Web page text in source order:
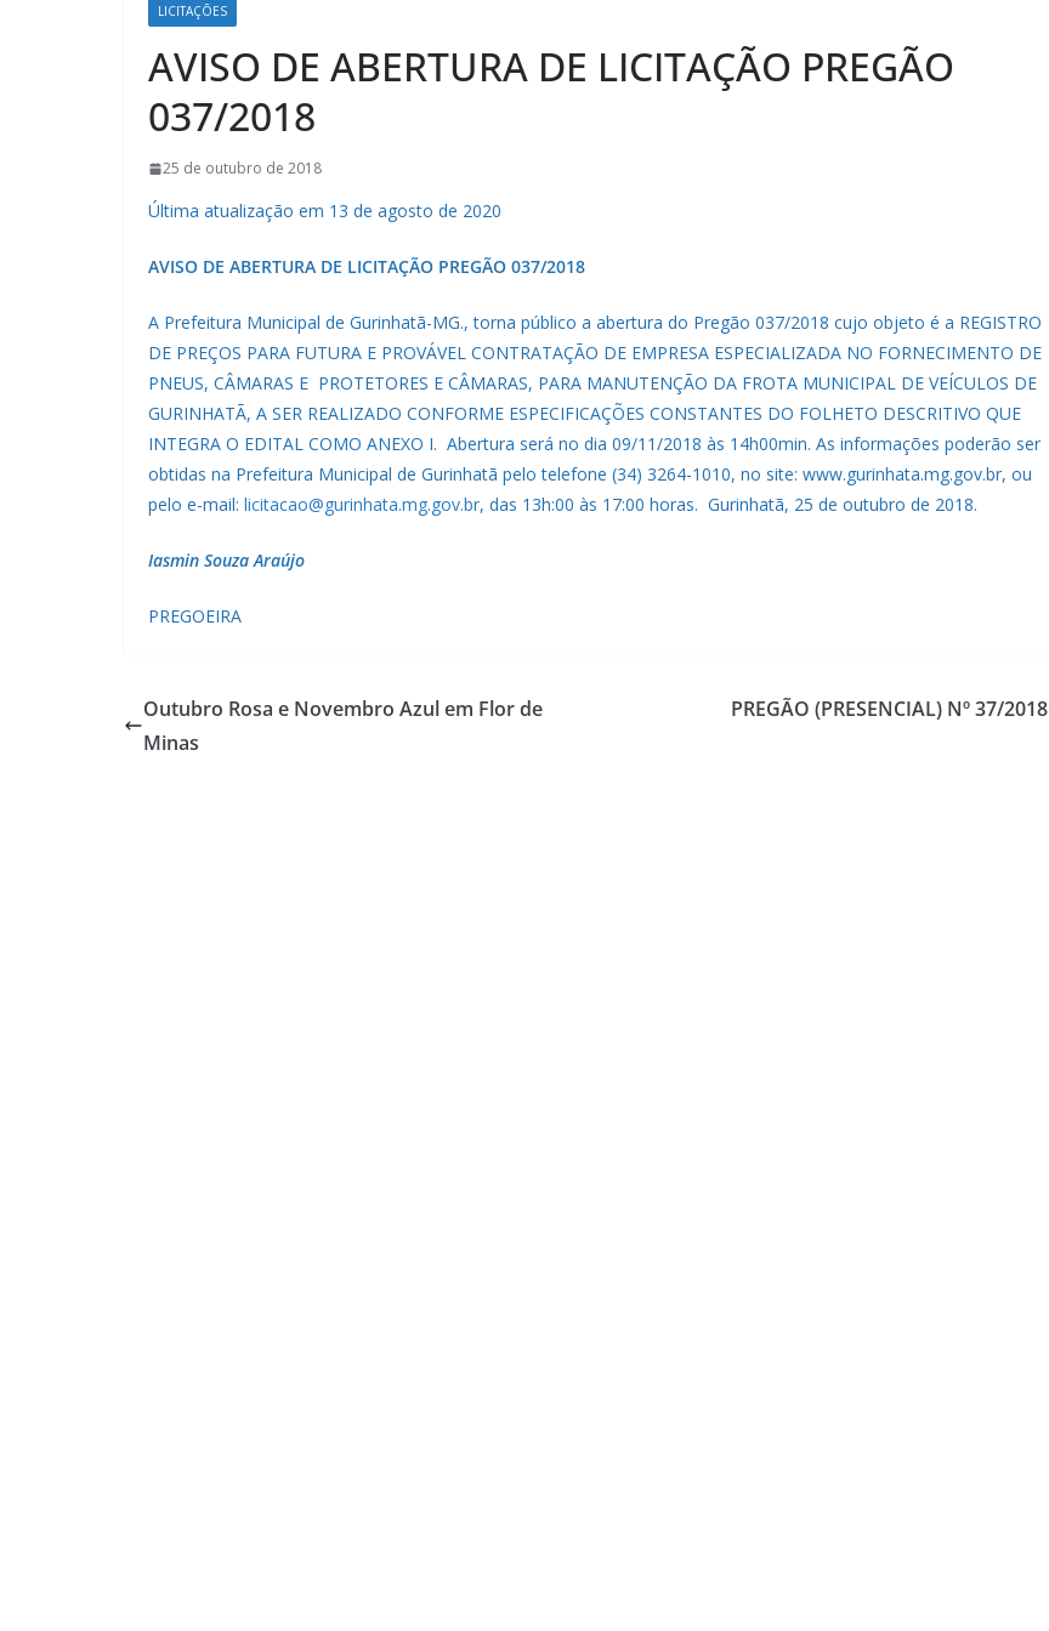
LICITAÇÕES
AVISO DE ABERTURA DE LICITAÇÃO PREGÃO
037/2018
25 de outubro de 2018
Última atualização em 13 de agosto de 2020
AVISO DE ABERTURA DE LICITAÇÃO PREGÃO 037/2018
A Prefeitura Municipal de Gurinhatã-MG., torna público a abertura do Pregão 037/2018 cujo objeto é a REGISTRO
DE PREÇOS PARA FUTURA E PROVÁVEL CONTRATAÇÃO DE EMPRESA ESPECIALIZADA NO FORNECIMENTO DE
PNEUS, CÂMARAS E PROTETORES E CÂMARAS, PARA MANUTENÇÃO DA FROTA MUNICIPAL DE VEÍCULOS DE
GURINHATÃ, A SER REALIZADO CONFORME ESPECIFICAÇÕES CONSTANTES DO FOLHETO DESCRITIVO QUE
INTEGRA O EDITAL COMO ANEXO I. Abertura será no dia 09/11/2018 às 14h00min. As informações poderão ser
obtidas na Prefeitura Municipal de Gurinhatã pelo telefone (34) 3264-1010, no site: www.gurinhata.mg.gov.br, ou
pelo e-mail: licitacao@gurinhata.mg.gov.br, das 13h:00 às 17:00 horas. Gurinhatã, 25 de outubro de 2018.
Iasmin Souza Araújo
PREGOEIRA
Outubro Rosa e Novembro Azul em Flor de
Minas
PREGÃO (PRESENCIAL) Nº 37/2018